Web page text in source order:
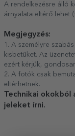
A rendelkezésre álló
árnyalata eltérő lehet
Megjegyzés:
1. A személyre
kisbetűket. Az
ezért kérjük,
2. A fotók csak
eltérhetnek.
Technikai okokból
jeleket írni.